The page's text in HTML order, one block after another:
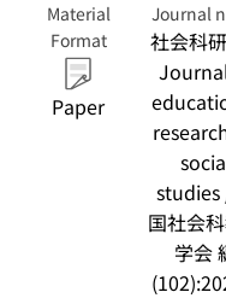
Material
Format
Paper
Journal
社会科
studies
国社会
学会